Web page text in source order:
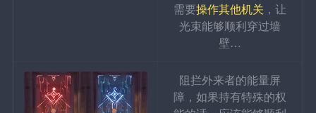
需要操作其他机关 ，让
光束能够顺利穿过墙
壁…
阻拦外来者的能量屏
障，如果持有特殊的权